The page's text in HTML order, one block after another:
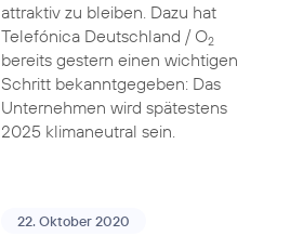
attraktiv zu bleiben. Dazu hat
Telefónica Deutschland / O2
bereits gestern einen wichtigen
Schritt bekanntgegeben: Das
Unternehmen wird spätestens
2025 klimaneutral sein.
22. Oktober 2020